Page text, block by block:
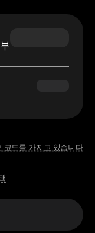
코드를 가지고 있습니다